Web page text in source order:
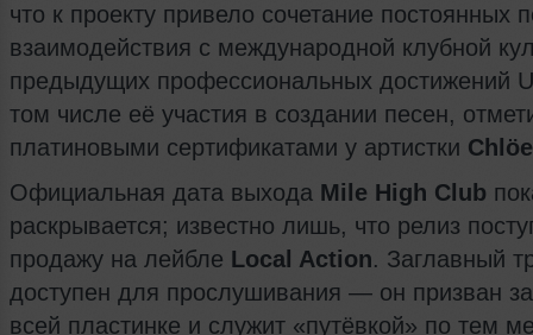
что к проекту привело сочетание постоянных
взаимодействия с международной клубной
предыдущих профессиональных достижений
том числе её участия в создании песен,
платиновыми сертификатами у артистки Chlöe
Официальная дата выхода Mile High Club
раскрывается; известно лишь, что релиз
продажу на лейбле Local Action. Заглавный
доступен для прослушивания — он призван
всей пластинке и служит «путёвкой» по тем